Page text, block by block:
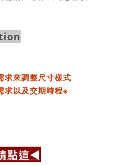
求來調整尺寸樣式
求以及交期時程※
點這◀